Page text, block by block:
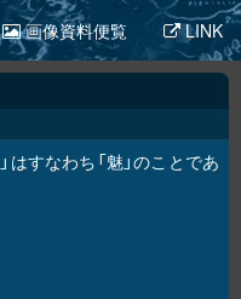
画像資料便覧 LINK
」はすなわち「魅」のことであ